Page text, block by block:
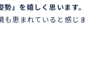
」を嬉しく思います。
恵まれていると感じま